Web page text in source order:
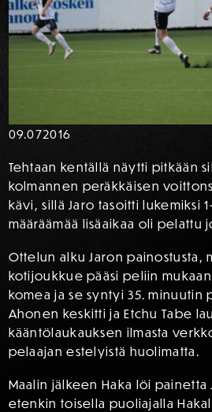
09.072016
Tehtaan kentällä näytti pitkään
kolmannen peräkkäisen
kävi, sillä Jaro tasoitti lukemiksi
määräämää lisäaikaa oli pelattu
Ottelun alku Jaron painostusta,
kotijoukkue pääsi peliin
komea ja se syntyi 35. minuutin
Ahonen keskitti ja Etchu Tabe
kääntölaukauksen ilmasta
pelaajan estelyistä huolimatta.
Maalin jälkeen Haka löi painetta
etenkin toisella puoliajalla